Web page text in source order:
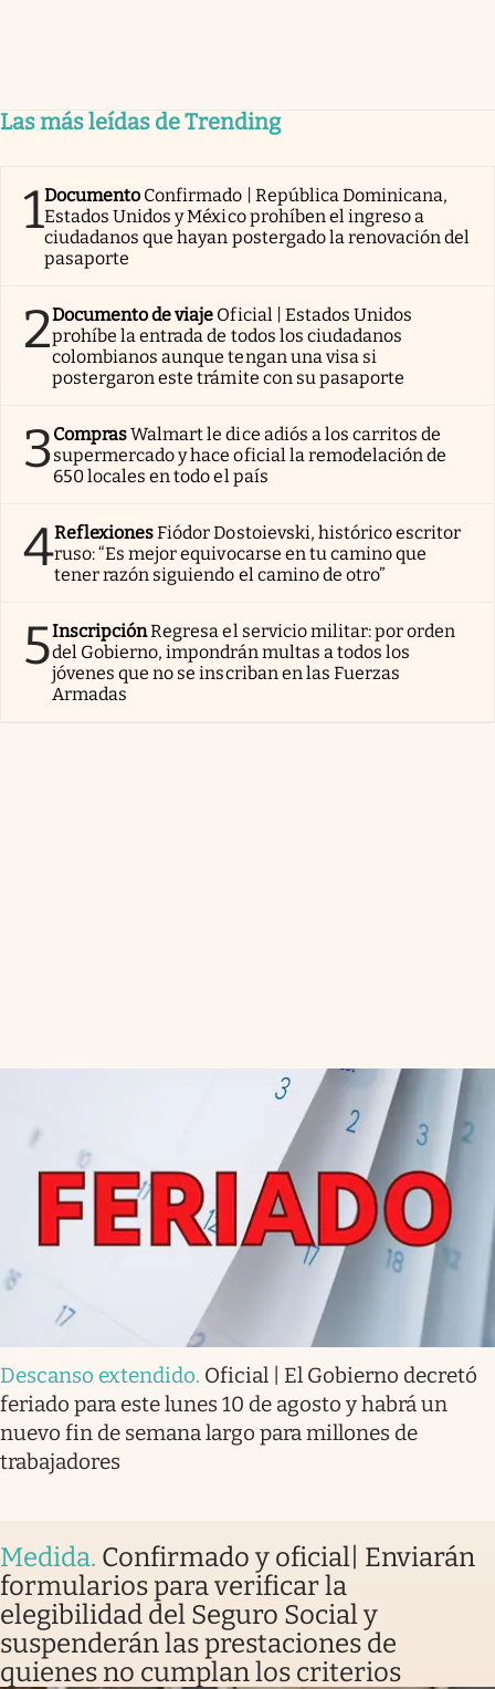
Las más leídas de Trending
1Documento Confirmado | República Dominicana,
Estados Unidos y México prohíben el ingreso a
ciudadanos que hayan postergado la renovación del
pasaporte
2Documento de viaje Oficial | Estados Unidos
prohíbe la entrada de todos los ciudadanos
colombianos aunque tengan una visa si
postergaron este trámite con su pasaporte
3ComprasWalmart le dice adiós a los carritos de
supermercado y hace oficial la remodelación de
650 locales en todo el país
4ReflexionesFiódor Dostoievski, histórico escritor
ruso: “Es mejor equivocarse en tu camino que
tener razón siguiendo el camino de otro”
5InscripciónRegresa el servicio militar: por orden
del Gobierno, impondrán multas a todos los
jóvenes que no se inscriban en las Fuerzas
Armadas
Descanso extendido. Oficial | El Gobierno decretó
feriado para este lunes 10 de agosto y habrá un
nuevo fin de semana largo para millones de
trabajadores
Medida. Confirmado y oficial| Enviarán
formularios para verificar la
elegibilidad del Seguro Social y
suspenderán las prestaciones de
quienes no cumplan los criterios